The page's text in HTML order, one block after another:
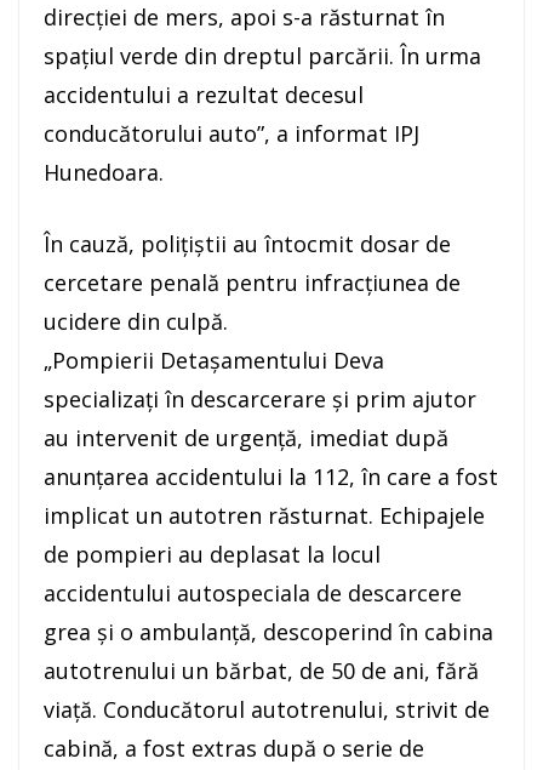
direcției de mers, apoi s-a răsturnat în
spațiul verde din dreptul parcării. În urma
accidentului a rezultat decesul
conducătorului auto”, a informat IPJ
Hunedoara.
În cauză, polițiștii au întocmit dosar de
cercetare penală pentru infracțiunea de
ucidere din culpă.
„Pompierii Detaşamentului Deva
specializaţi în descarcerare şi prim ajutor
au intervenit de urgenţă, imediat după
anunţarea accidentului la 112, în care a fost
implicat un autotren răsturnat. Echipajele
de pompieri au deplasat la locul
accidentului autospeciala de descarcere
grea şi o ambulanţă, descoperind în cabina
autotrenului un bărbat, de 50 de ani, fără
viaţă. Conducătorul autotrenului, strivit de
cabină, a fost extras după o serie de